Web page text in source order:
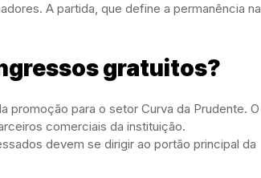
A partida, que define a permanência na
gratuitos?
promoção para o setor Curva da Prudente. O
comerciais da instituição.
devem se dirigir ao portão principal da